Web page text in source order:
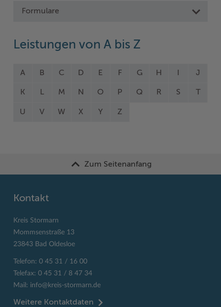
Formulare
Leistungen von A bis Z
A B C D E F G H J
K L M N O P Q R S
U V W X Y Z
Zum Seitenanfang
Kontakt
Kreis Stormarn
Mommsenstraße 13
23843 Bad Oldesloe
Telefon: 0 45 31 / 16 00
Telefax: 0 45 31 / 8 47 34
Mail: info@kreis-stormarn.de
Weitere Kontaktdaten